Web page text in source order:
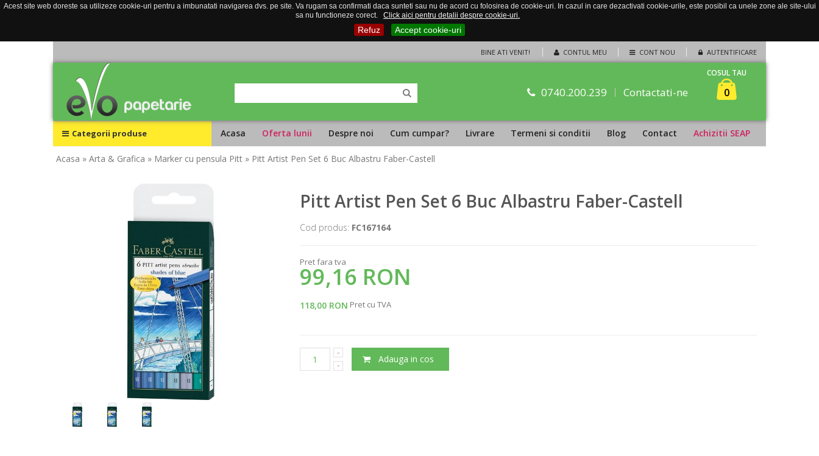
Acest site web doreste sa utilizeze cookie-uri pentru a imbunatati navigarea dvs. pe site. Va rugam sa confirmati daca sunteti sau nu de acord cu folosirea de cookie-uri. In cazul in care dezactivati cookie-urile, este posibil ca unele zone ale site-ului
sa nu functioneze corect.
Click aici pentru detalii despre cookie-uri.
Refuz Accept cookie-uri
CONTUL MEU CONT NOU AUTENTIFICARE
BINE ATI VENIT!
0740.200.239 Contactati-ne
COSUL TAU
0
Categorii produse Acasa Oferta lunii Despre noi Cum cumpar? Livrare Termeni si conditii Blog Contact Achizitii SEAP
Acasa » Arta & Grafica » Marker cu pensula Pitt » Pitt Artist Pen Set 6 Buc Albastru Faber-Castell
Pitt Artist Pen Set 6 Buc Albastru Faber-Castell
Cod produs: FC167164
Pret fara tva
99,16 RON
118,00 RON Pret cu TVA
Adauga in cos